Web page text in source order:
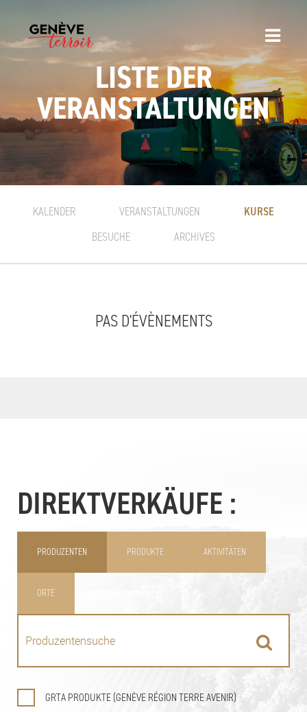
LISTE DER
VERANSTALTUNGEN
KALENDER VERANSTALTUNGEN KURSE
BESUCHE ARCHIVES
PAS D'ÉVÈNEMENTS
DIREKTVERKÄUFE :
PRODUZENTEN PRODUKTE AKTIVITÄTEN
ORTE
GRTA PRODUKTE (GENÈVE RÉGION TERRE AVENIR)